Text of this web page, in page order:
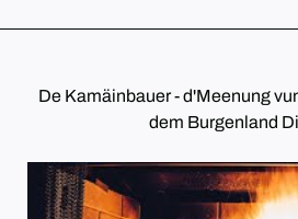
De Kamäinbauer - d'Meenung
dem Burgenland